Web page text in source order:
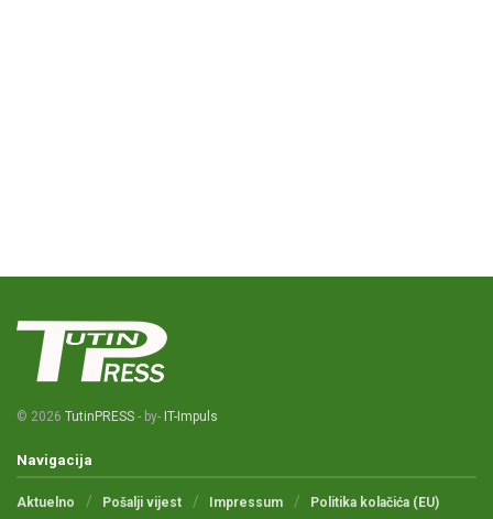
© 2026 TutinPRESS - by- IT-Impuls
Navigacija
Aktuelno Pošalji vijest Impressum Politika kolačića (EU)